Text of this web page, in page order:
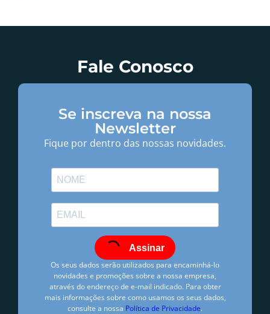
Fale Conosco
Se inscreva na nossa
Newsletter
Fique por dentro das nossas novidades.
Assinar
Os seus dados serão utilizados para encaminhá-lo
novidades e promoções sobre a nossa empresa,
através do endereço de e-mail indicado. Para obter
mais informações sobre como usamos os seus dados,
consulte a nossa Política de Privacidade.